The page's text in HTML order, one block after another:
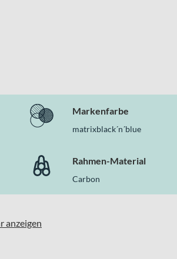
ergeben ein
Markenfarbe
matrixblack´n´blue
Rahmen-Material
Carbon
anzeigen